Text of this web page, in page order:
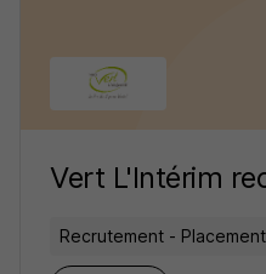
Vert L'Intérim
Recrutement -